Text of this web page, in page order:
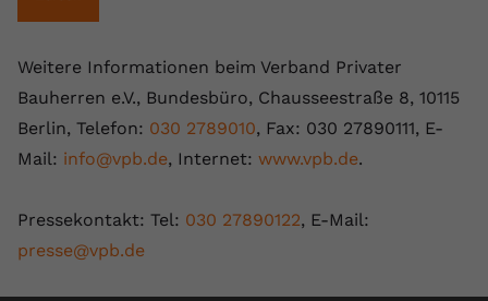
Weitere Informationen beim Verband Privater
Bauherren e.V., Bundesbüro, Chausseestraße 8, 10115
Berlin, Telefon: 030 2789010, Fax: 030 27890111, E-
Mail: info@vpb.de, Internet: www.vpb.de.
Pressekontakt: Tel: 030 27890122, E-Mail:
presse@vpb.de